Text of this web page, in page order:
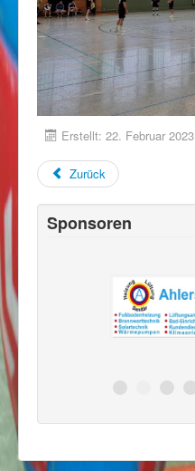
Erstellt: 22. Februar 2023
Zurück
Sponsoren